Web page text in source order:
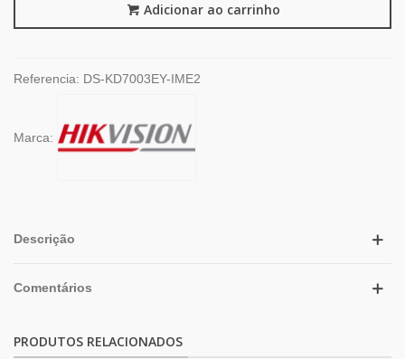
Adicionar ao carrinho
Referencia: DS-KD7003EY-IME2
Marca:
Descrição
Comentários
PRODUTOS RELACIONADOS